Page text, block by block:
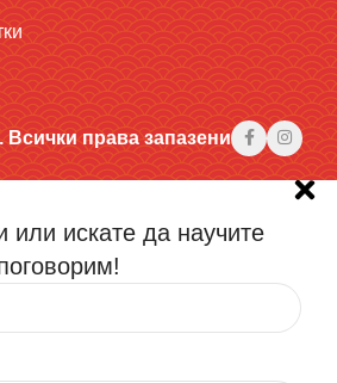
права запазени
или искате да научите